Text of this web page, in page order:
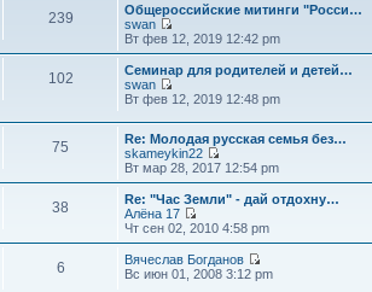
239
Общероссийские митинги "Росси…
swan
П
е
р
е
й
т
и
к
п
о
с
л
е
д
м
у
Вт фев 12, 2019 12:42 pm
102
Семинар для родителей и детей…
swan
П
р
е
й
т
и
к
п
о
с
л
е
Вт фев 12, 2019 12:48 pm
75
Re: Молодая русская семья без…
skameykin22
П
е
р
е
й
к
п
Вт мар 28, 2017 12:54 pm
38
Re: "Час Земли" - дай отдохну…
Алёна 17
П
е
р
е
й
Чт сен 02, 2010 4:58 pm
6
Вячеслав Богданов
П
Вс июн 01, 2008 3:12 pm